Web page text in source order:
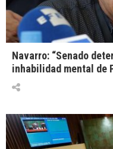
Navarro: “Senado
inhabilidad mental de